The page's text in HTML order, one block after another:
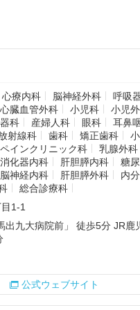
心療内科 脳神経外科
呼吸
心臓血管外科 小児科
小児
科 産婦人科 眼科
耳鼻
射線科 歯科 矯正歯科
ペインクリニック科
乳腺外科
消化器内科 肝胆膵内科
糖
脳神経内科 肝胆膵外科
内
総合診療科
1-1
出九大病院前」 徒歩5分 JR鹿
公式ウェブサイト